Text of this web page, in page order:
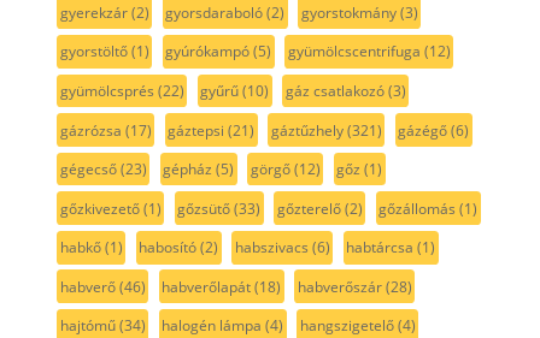
gyerekzár(2) gyorsdaraboló(2) gyorstokmány(3)
gyorstöltő(1) gyúrókampó(5) gyümölcscentrifuga (12)
gyümölcsprés (22) gyűrű(10) gáz csatlakozó(3)
gázrózsa (17) gáztepsi (21) gáztűzhely(321) gázégő(6)
gégecső(23) gépház (5) görgő(12) gőz (1)
gőzkivezető(1) gőzsütő(33) gőzterelő(2) gőzállomás (1)
habkő(1) habosító(2) habszivacs (6) habtárcsa (1)
habverő(46) habverőlapát(18) habverőszár(28)
hajtómű(34) halogén lámpa (4) hangszigetelő(4)